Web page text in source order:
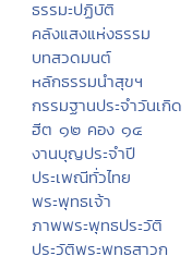
ธรรมะปฏิบัติ
คลังแสงแห่งธรรม
บทสวดมนต์
หลักธรรมนำสุขฯ
กรรมฐานประจำวันเกิด
ฮีต ๑๒ คอง ๑๔
งานบุญประจำปี
ประเพณีทั่วไทย
พระพุทธเจ้า
ภาพพระพุทธประวัติ
ประวัติพระพุทธสาวก